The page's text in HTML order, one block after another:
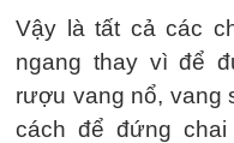
Vậy là tất cả các
ngang thay vì để
rượu vang nổ, vang
cách để đứng